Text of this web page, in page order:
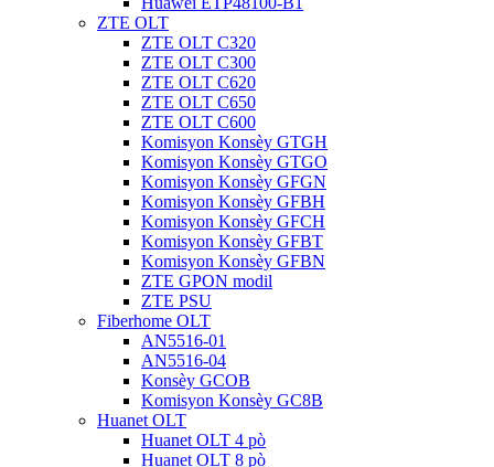
ZTE OLT
ZTE OLT C320
ZTE OLT C300
ZTE OLT C620
ZTE OLT C650
ZTE OLT C600
Komisyon Konsèy GTGH
Komisyon Konsèy GTGO
Komisyon Konsèy GFGN
Komisyon Konsèy GFBH
Komisyon Konsèy GFCH
Komisyon Konsèy GFBT
Komisyon Konsèy GFBN
ZTE GPON modil
ZTE PSU
Fiberhome OLT
AN5516-01
AN5516-04
Konsèy GCOB
Komisyon Konsèy GC8B
Huanet OLT
Huanet OLT 4 pò
Huanet OLT 8 pò